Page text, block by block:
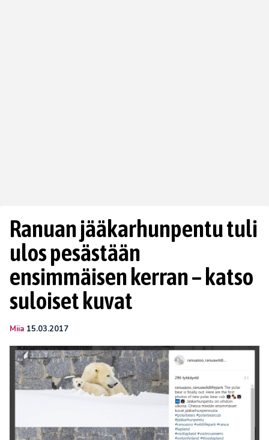
Ranuan jääkarhunpentu tuli
ulos pesästään
ensimmäisen kerran – katso
suloiset kuvat
Miia 15.03.2017